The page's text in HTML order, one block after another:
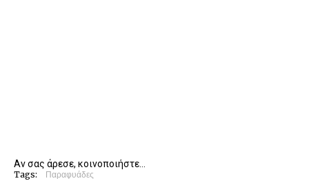
Αν σας άρεσε, κοινοποιήστε...
Tags: Παραφυάδες